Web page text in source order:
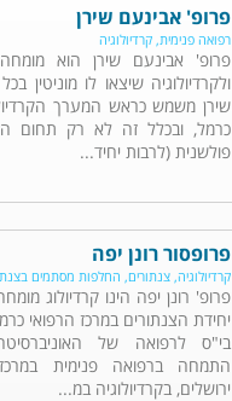
פרופ' אבינעם שירן
רפואה פנימית, קרדיולוגיה
פרופ' אבינעם שירן הוא
ולקרדיולוגיה שיצאו לו מוניטין
שירן משמש כראש המערך
כרמל, ובכלל זה לא רק תחום
פולשנית (לרבות יחיד...
פרופסור רונן יפה
קרדיולוגיה, צנתורים, החלפות מסתמים
פרופ' רונן יפה הינו קרדיולוג
יחידת הצנתורים במרכז הרפואי
בי"ס לרפואה של
התמחה ברפואה פנימית
ירושלים, בקרדיולוגיה במ...